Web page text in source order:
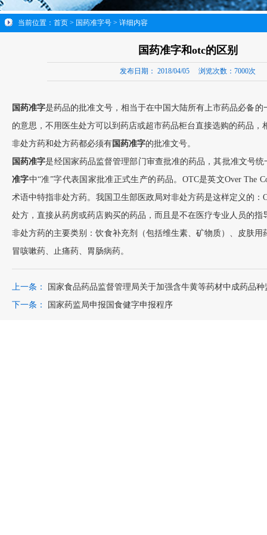
当前位置： 首页 > 国药准字号 > 详细内容
国药准字和otc的区别
发布日期： 2018/04/05 浏览次数： 7000次
国药准字是药品的批准文号，相当于在中国大陆所有上市药品必备的
的意思，不用医生处方可以到药店或超市药品柜台直接选购的药品，
非处方药和处方药都必须有国药准字的批准文号。
国药准字是经国家药品监督管理部门审查批准的药品，其批准文号统
准字中“准”字代表国家批准正式生产的药品。OTC是英文Over The
术语中特指非处方药。我国卫生部医政局对非处方药是这样定义的：
处方，直接从药房或药店购买的药品，而且是不在医疗专业人员的指
非处方药的主要类别：饮食补充剂（包括维生素、矿物质）、皮肤用
冒咳嗽药、止痛药、胃肠病药。
上一条：
国家食品药品监督管理局关于加强含牛黄等药材中成药品
下一条：
国家药监局申报国食健字申报程序